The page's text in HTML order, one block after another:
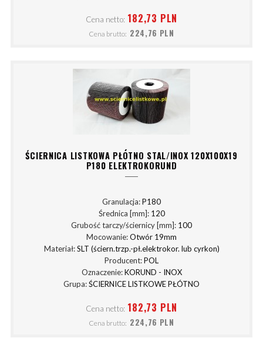
Cena netto: 182,73 PLN
Cena brutto: 224,76 PLN
ŚCIERNICA LISTKOWA PŁÓTNO STAL/INOX 120X100X19
P180 ELEKTROKORUND
Granulacja:P180
Średnica [mm]: 120
Grubość tarczy/ściernicy [mm]: 100
Mocowanie:Otwór 19mm
Materiał:SLT (ściern.trzp.-pł.elektrokor. lub cyrkon)
Producent:POL
Oznaczenie:KORUND - INOX
Grupa:ŚCIERNICE LISTKOWE PŁÓTNO
Cena netto: 182,73 PLN
Cena brutto: 224,76 PLN